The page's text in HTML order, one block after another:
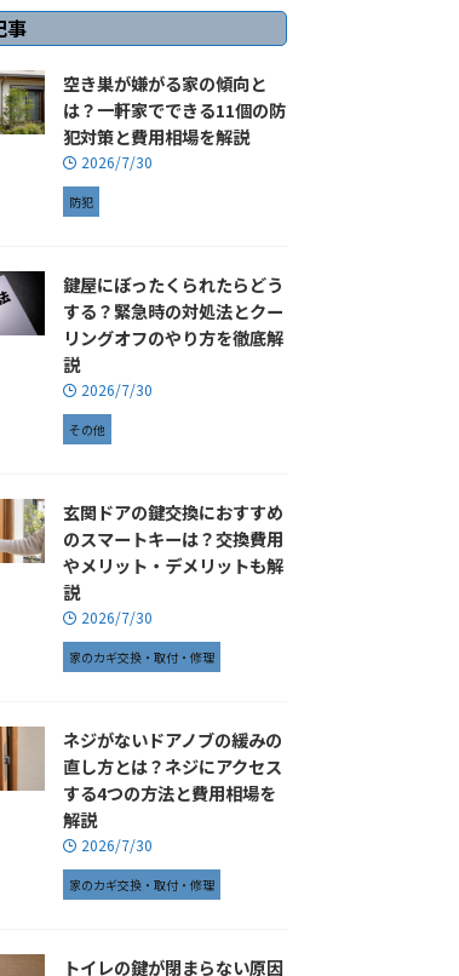
事
空き巣が嫌がる家の傾向と
は？一軒家でできる11個の防
犯対策と費用相場を解説
2026/7/30
防犯
鍵屋にぼったくられたらどう
する？緊急時の対処法とクー
リングオフのやり方を徹底解
説
2026/7/30
その他
玄関ドアの鍵交換におすすめ
のスマートキーは？交換費用
やメリット・デメリットも解
説
2026/7/30
家のカギ交換・取付・修理
ネジがないドアノブの緩みの
直し方とは？ネジにアクセス
する4つの方法と費用相場を
解説
2026/7/30
家のカギ交換・取付・修理
トイレの鍵が閉まらない原因